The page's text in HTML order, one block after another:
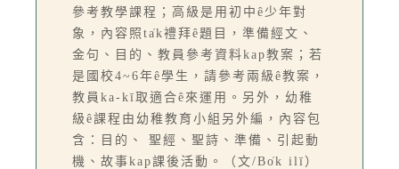
參考教學課程；高級是用初中ê少年對
象，內容照ta̍k禮拜ê題目，準備經文、
金句、目的、教員參考資料kap教案；若
是國校4~6年ê學生，請參考兩級ê教案，
教員ka-kī取適合ê來運用。另外，幼稚
級ê課程由幼稚教育小組另外編，內容包
含：目的、 聖經、聖詩、準備、引起動
機、故事kap課後活動。（文/Bo̍k ilī）